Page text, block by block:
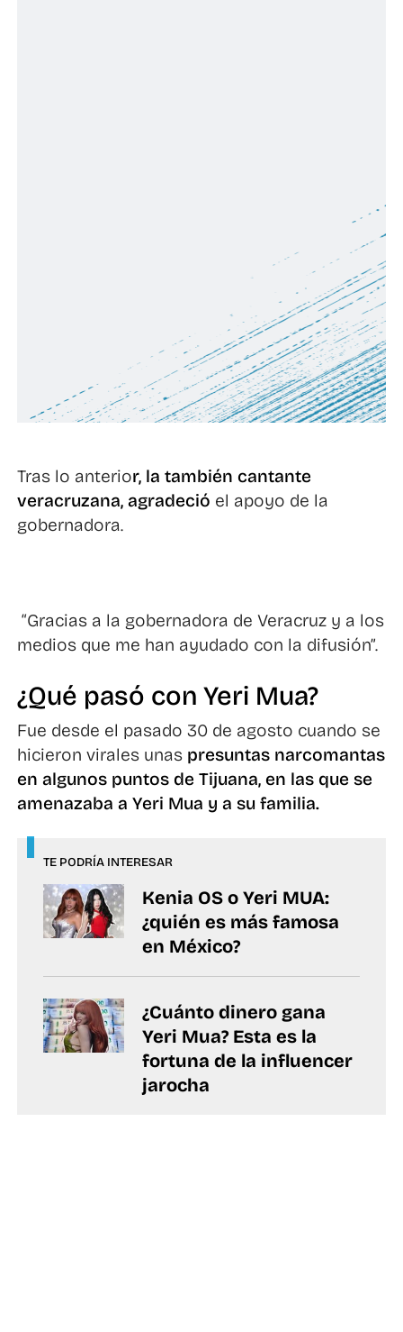
Tras lo anterior, la también cantante
veracruzana, agradeció el apoyo de la
gobernadora.
“Gracias a la gobernadora de Veracruz y a los
medios que me han ayudado con la difusión”.
¿Qué pasó con Yeri Mua?
Fue desde el pasado 30 de agosto cuando se
hicieron virales unas presuntas narcomantas
en algunos puntos de Tijuana, en las que se
amenazaba a Yeri Mua y a su familia.
TE PODRÍA INTERESAR
Kenia OS o Yeri MUA:
¿quién es más famosa
en México?
¿Cuánto dinero gana
Yeri Mua? Esta es la
fortuna de la influencer
jarocha